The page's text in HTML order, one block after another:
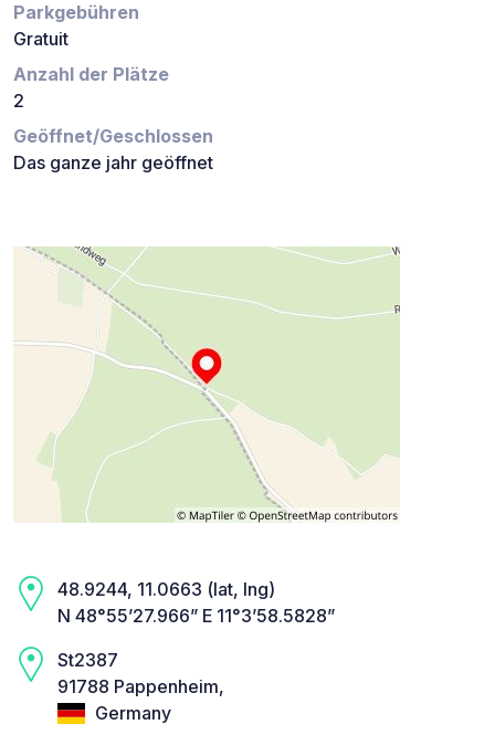
Parkgebühren
Gratuit
Anzahl der Plätze
2
Geöffnet/Geschlossen
Das ganze jahr geöffnet
48.9244, 11.0663 (lat, lng)
N 48°55’27.966” E 11°3’58.5828”
St2387
91788 Pappenheim,
Germany